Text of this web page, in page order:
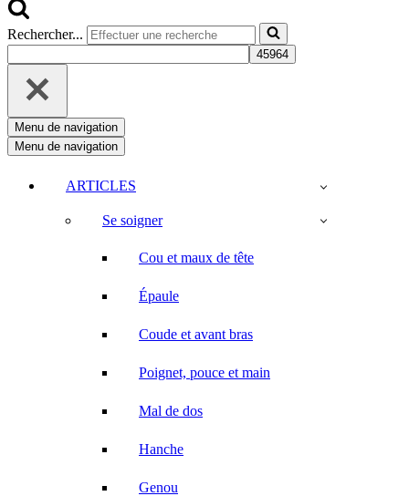
Rechercher...
Menu de navigation
Menu de navigation
ARTICLES
Se soigner
Cou et maux de tête
Épaule
Coude et avant bras
Poignet, pouce et main
Mal de dos
Hanche
Genou